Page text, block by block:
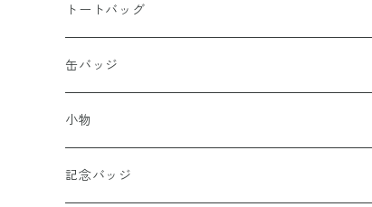
綿100％
トートバッグ
缶バッジ
小物
記念バッジ